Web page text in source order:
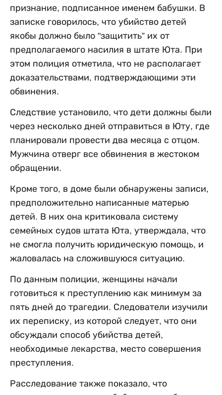
признание, подписанное именем бабушки. В
записке говорилось, что убийство детей
якобы должно было "защитить” их от
предполагаемого насилия в штате Юта. При
этом полиция отметила, что не располагает
доказательствами, подтверждающими эти
обвинения.
Следствие установило, что дети должны были
через несколько дней отправиться в Юту, где
планировали провести два месяца с отцом.
Мужчина отверг все обвинения в жестоком
обращении.
Кроме того, в доме были обнаружены записи,
предположительно написанные матерью
детей. В них она критиковала систему
семейных судов штата Юта, утверждала, что
не смогла получить юридическую помощь, и
жаловалась на сложившуюся ситуацию.
По данным полиции, женщины начали
готовиться к преступлению как минимум за
пять дней до трагедии. Следователи изучили
их переписку, из которой следует, что они
обсуждали способ убийства детей,
необходимые лекарства, место совершения
преступления.
Расследование также показало, что